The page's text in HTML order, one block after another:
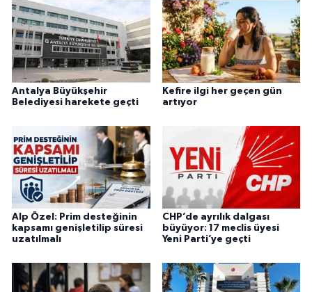
Antalya Büyükşehir
Belediyesi harekete geçti
Kefire ilgi her geçen gün
artıyor
Alp Özel: Prim desteğinin
kapsamı genişletilip süresi
uzatılmalı
CHP’de ayrılık dalgası
büyüyor: 17 meclis üyesi
Yeni Parti’ye geçti